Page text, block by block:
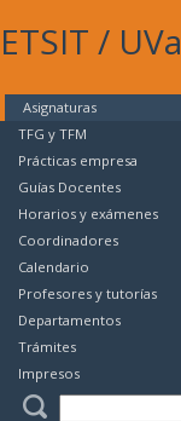
ETSIT / UVa
Asignaturas
TFG y TFM
Prácticas empresa
Guías Docentes
Horarios y exámenes
Coordinadores
Calendario
Profesores y tutorías
Departamentos
Trámites
Impresos